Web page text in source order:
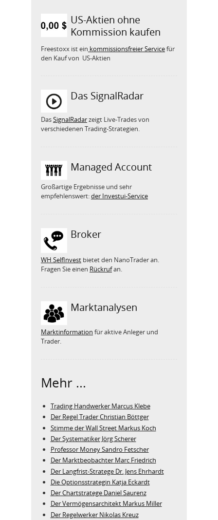
US-Aktien ohne
Kommission kaufen
Freestoxx ist ein kommissionsfreier Servicefür
den Kauf von US-Aktien
Das SignalRadar
DasSignalRadarzeigt Live-Trades von
verschiedenen Trading-Strategien.
Managed Account
Großartige Ergebnisse und sehr
empfehlenswert:der Investui-Service
Broker
WH SelfInvest bietet den NanoTrader an.
Fragen Sie einen Rückrufan.
Marktanalysen
Marktinformation für aktive Anleger und
Trader.
Mehr ...
Trading Handwerker Marcus Klebe
Der Regel Trader Christian Böttger
Stimme der Wall Street Markus Koch
Der Systematiker Jörg Scherer
Professor Money Sandro Fetscher
Der Marktbeobachter Marc Friedrich
Der Langfrist-Stratege Dr. Jens Ehrhardt
Die Optionsstrategin Katja Eckardt
Der Chartstratege Daniel Saurenz
Der Vermögensarchitekt Markus Miller
Der Regelwerker Nikolas Kreuz